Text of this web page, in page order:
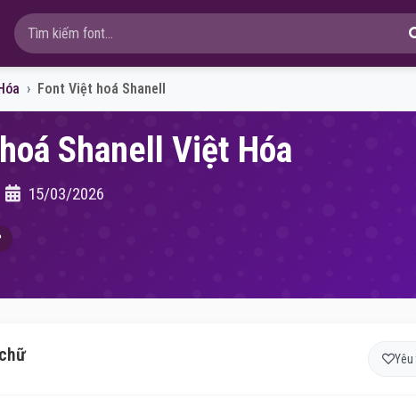
Font Việt hoá Shanell
Shanell Việt Hóa
15/03/2026